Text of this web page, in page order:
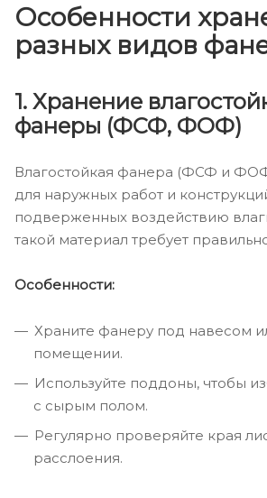
Особенности
разных видов
1. Хранение
фанеры (ФСФ, ФОФ)
Влагостойкая фанера (ФСФ и
для наружных работ и
подверженных воздействию
такой материал требует
Особенности:
Храните фанеру под навесом
помещении.
Используйте поддоны, чтобы
с сырым полом.
Регулярно проверяйте края
расслоения.